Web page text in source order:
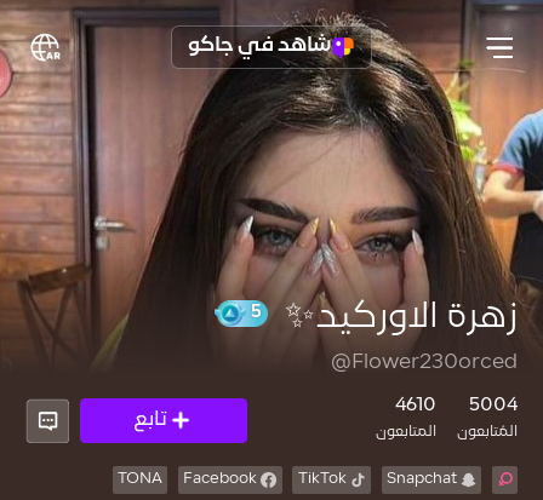
شاهد في جاكو
زهرة الاوركيد✨️
@Flower230orced
5004
المُتابعون
4610
المتابعون
تابع
Snapchat
TikTok
Facebook
TONA